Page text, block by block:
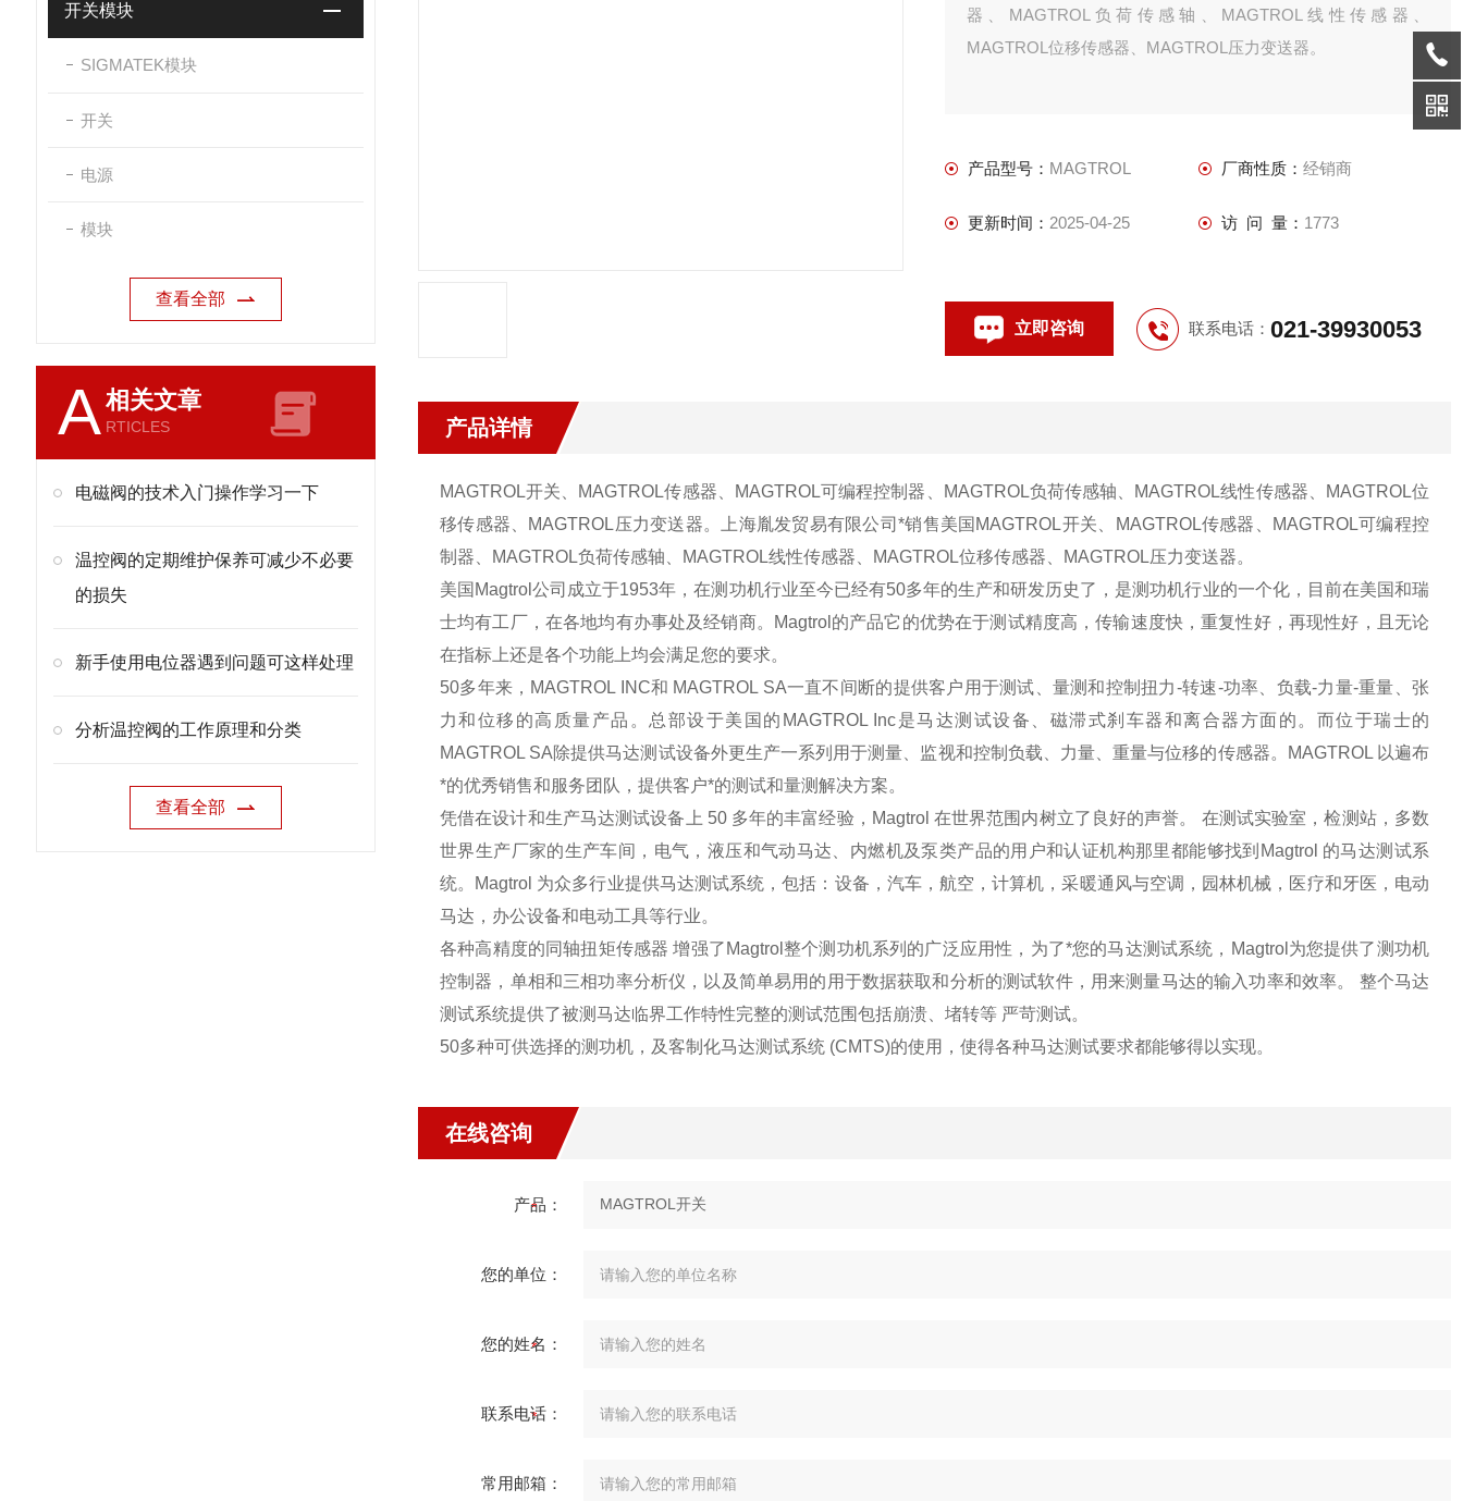
开关模块
SIGMATEK模块
开关
电源
模块
查看全部
A相关文章
RTICLES
电磁阀的技术入门操作学习一下
温控阀的定期维护保养可减少不必要
的损失
新手使用电位器遇到问题可这样处理
分析温控阀的工作原理和分类
查看全部
器、MAGTROL负荷传感轴、MAGTROL线性传感器、
MAGTROL位移传感器、MAGTROL压力变送器。
产品型号： MAGTROL 厂商性质： 经销商
更新时间： 2025-04-25 访 问 量： 1773
立即咨询 联系电话： 021-39930053
产品详情
MAGTROL开关、 MAGTROL传感器、MAGTROL可编程控制器、MAGTROL负荷传感轴、MAGTROL线性传感器、MAGTROL位
移传感器、MAGTROL压力变送器。上海胤发贸易有限公司*销售美国 MAGTROL开关、
MAGTROL传感器、MAGTROL可编程控
制器、MAGTROL负荷传感轴、MAGTROL线性传感器、MAGTROL位移传感器、MAGTROL压力变送器。
美国Magtrol公司成立于1953年，在测功机行业至今已经有50多年的生产和研发历史了，是测功机行业的一个化，目前在美国和瑞
士均有工厂，在各地均有办事处及经销商。Magtrol的产品它的优势在于测试精度高，传输速度快，重复性好，再现性好，且无论
在指标上还是各个功能上均会满足您的要求。
50多年来，MAGTROL INC和 MAGTROL SA一直不间断的提供客户用于测试、量测和控制扭力-转速-功率、负载-力量-重量、张
力和位移的高质量产品。总部设于美国的MAGTROL Inc是马达测试设备、磁滞式刹车器和离合器方面的。而位于瑞士的
MAGTROL SA除提供马达测试设备外更生产一系列用于测量、监视和控制负载、力量、重量与位移的传感器。MAGTROL 以遍布
*的优秀销售和服务团队，提供客户*的测试和量测解决方案。
凭借在设计和生产马达测试设备上 50 多年的丰富经验，Magtrol 在世界范围内树立了良好的声誉。 在测试实验室，检测站，多数
世界生产厂家的生产车间，电气，液压和气动马达、内燃机及泵类产品的用户和认证机构那里都能够找到Magtrol 的马达测试系
统。Magtrol 为众多行业提供马达测试系统，包括：设备，汽车，航空，计算机，采暖通风与空调，园林机械，医疗和牙医，电动
马达，办公设备和电动工具等行业。
各种高精度的同轴扭矩传感器 增强了Magtrol整个测功机系列的广泛应用性，为了*您的马达测试系统，Magtrol为您提供了测功机
控制器，单相和三相功率分析仪，以及简单易用的用于数据获取和分析的测试软件，用来测量马达的输入功率和效率。 整个马达
测试系统提供了被测马达临界工作特性完整的测试范围包括崩溃、堵转等 严苛测试。
50多种可供选择的测功机，及客制化马达测试系统 (CMTS)的使用，使得各种马达测试要求都能够得以实现。
在线咨询
产品：
您的单位：
您的姓名：
联系电话：
常用邮箱：